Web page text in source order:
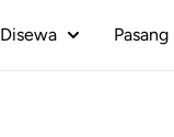
Disewa Pasang